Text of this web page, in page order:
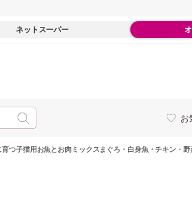
ネットスーパー
お
つ子猫用お魚とお肉ミックスまぐろ・白身魚・チキン・野